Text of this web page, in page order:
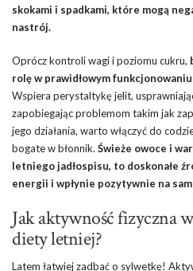
skokami i spadkami, które mogą
nastrój.
Oprócz kontroli wagi i poziomu cukru,
rolę w prawidłowym
Wspiera perystaltykę jelit,
zapobiegając problemom takim jak
jego działania, warto włączyć do
bogate w błonnik. Świeże owoce i
letniego jadłospisu, to doskonałe
energii i wpłynie pozytywnie na
Jak aktywność fizyczna
diety letniej?
Latem łatwiej zadbać o sylwetkę!